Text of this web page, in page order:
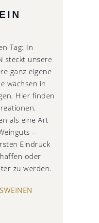
Tag: In
steckt unsere
ganz eigene
wachsen in
Hier finden
als eine Art
–
Eindruck
oder
zu werden.